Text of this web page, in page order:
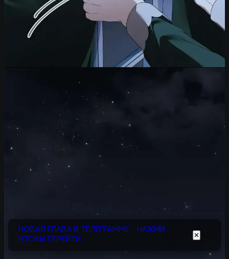
НОВАЯ ГЛАВА В ТЕЛЕГРАММЕ - НАЖМИ
ЧТОБЫ ПЕРЕЙТИ
✕